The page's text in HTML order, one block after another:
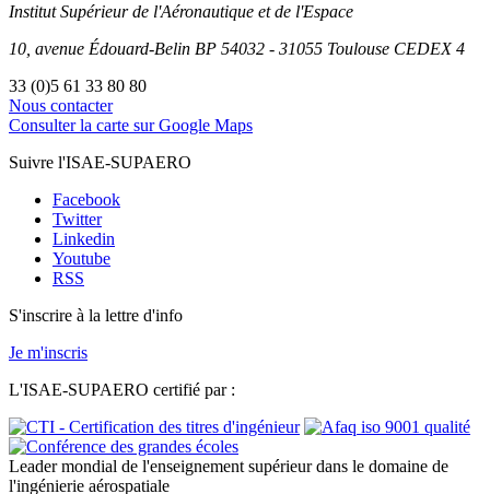
Institut Supérieur de l'Aéronautique et de l'Espace
10, avenue Édouard-Belin BP 54032 - 31055 Toulouse CEDEX 4
33 (0)5 61 33 80 80
Nous contacter
Consulter la carte sur Google Maps
Suivre l'ISAE-SUPAERO
Facebook
Twitter
Linkedin
Youtube
RSS
S'inscrire à la lettre d'info
Je m'inscris
L'ISAE-SUPAERO certifié par :
Leader mondial de l'enseignement supérieur dans le domaine de
l'ingénierie aérospatiale